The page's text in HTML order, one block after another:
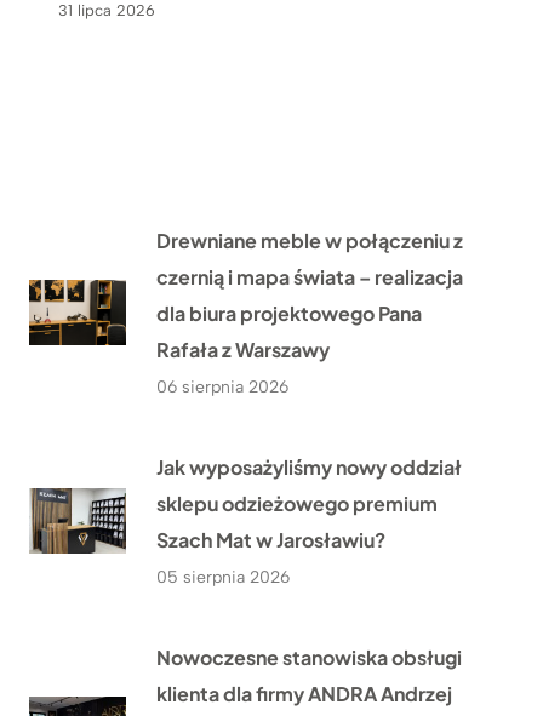
31 lipca 2026
Drewniane meble w połączeniu z
czernią i mapa świata – realizacja
dla biura projektowego Pana
Rafała z Warszawy
06 sierpnia 2026
Jak wyposażyliśmy nowy oddział
sklepu odzieżowego premium
Szach Mat w Jarosławiu?
05 sierpnia 2026
Nowoczesne stanowiska obsługi
klienta dla firmy ANDRA Andrzej